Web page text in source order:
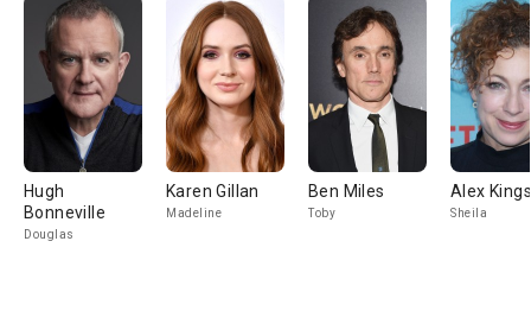
Hugh
Bonneville
Douglas
Karen Gillan
Madeline
Ben Miles
Toby
Alex
Sheila